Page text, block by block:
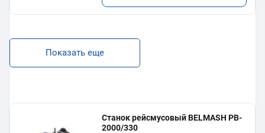
Показать еще
Станок рейсмусовый BELMASH PB-
2000/330